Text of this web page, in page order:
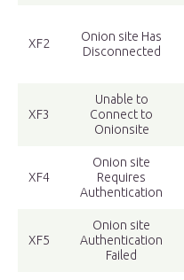
XF2
Onion site Has
Disconnected
XF3
Unable to
Connect to
Onionsite
XF4
Onion site
Requires
Authentication
XF5
Onion site
Authentication
Failed